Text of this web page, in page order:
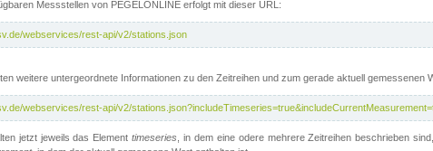
Messstellen von PEGELONLINE erfolgt mit dieser URL:
webservices/rest-api/v2/stations.json
weitere untergeordnete Informationen zu den Zeitreihen und zum gerade aktuell
webservices/rest-api/v2/
jetzt jeweils das Elementtimeseries , in dem eine odere mehrere Zeitreihen beschrieben